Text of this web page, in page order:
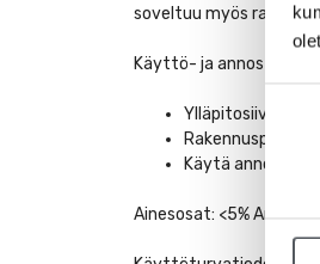
soveltuu myös
Käyttö- ja annostusohje:
Ylläpitosiivous:
Rakennuspölyn
Käytä
Ainesosat: <5%